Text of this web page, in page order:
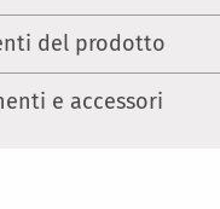
del prodotto
e accessori